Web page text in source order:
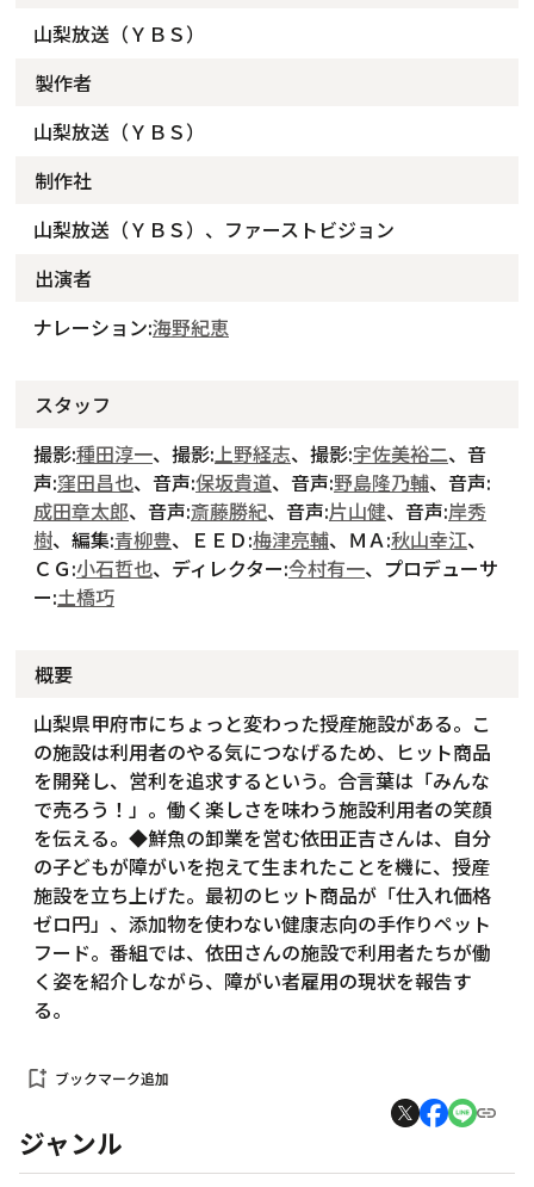
山梨放送（ＹＢＳ）
製作者
山梨放送（ＹＢＳ）
制作社
山梨放送（ＹＢＳ）、ファーストビジョン
出演者
ナレーション:海野紀恵
スタッフ
撮影:種田淳一、撮影: 上野経志、撮影:宇佐美裕二、音
声:窪田昌也、音声:保坂貴道、音声:野島隆乃輔、音声:
成田章太郎、音声:斎藤勝紀、音声:片山健、音声:岸秀
樹、編集:青柳豊、ＥＥＤ:梅津亮輔、ＭＡ:秋山幸江、
ＣＧ:小石哲也、ディレクター:今村有一、プロデューサ
ー:土橋巧
概要
山梨県甲府市にちょっと変わった授産施設がある。こ
の施設は利用者のやる気につなげるため、ヒット商品
を開発し、営利を追求するという。合言葉は「みんな
で売ろう！」。働く楽しさを味わう施設利用者の笑顔
を伝える。◆鮮魚の卸業を営む依田正吉さんは、自分
の子どもが障がいを抱えて生まれたことを機に、授産
施設を立ち上げた。最初のヒット商品が「仕入れ価格
ゼロ円」、添加物を使わない健康志向の手作りペット
フード。番組では、依田さんの施設で利用者たちが働
く姿を紹介しながら、障がい者雇用の現状を報告す
る。
bookmark_add ブックマーク追加
ジャンル